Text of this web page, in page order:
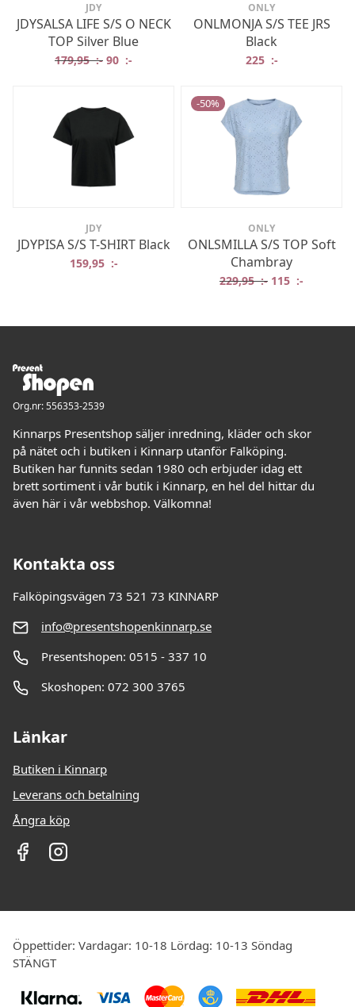
JDY
JDYSALSA LIFE S/S O NECK
TOP Silver Blue
179,95:- Det ursprungliga priset var: 179,95 :-.
90 :- Det nuvarande priset är: 90 :-.
ONLY
ONLMONJA S/S TEE JRS
Black
225 :-
JDY
JDYPISA S/S T-SHIRT Black
159,95 :-
-50%
ONLY
ONLSMILLA S/S TOP Soft
Chambray
229,95:- Det
115 :-
Org.nr: 556353-2539
Kinnarps Presentshop säljer inredning, kläder och skor
på nätet och i butiken i Kinnarp utanför Falköping.
Butiken har funnits sedan 1980 och erbjuder idag ett
brett sortiment i vår butik i Kinnarp, en hel del hittar du
även här i vår webbshop. Välkomna!
Kontakta oss
Falköpingsvägen 73 521 73 KINNARP
info@presentshopenkinnarp.se
Presentshopen: 0515 - 337 10
Skoshopen: 072 300 3765
Länkar
Butiken i Kinnarp
Leverans och betalning
Ångra köp
Öppettider: Vardagar: 10-18 Lördag: 10-13 Söndag
STÄNGT